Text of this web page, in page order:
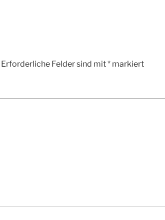
Erforderliche Felder sind mit* markiert